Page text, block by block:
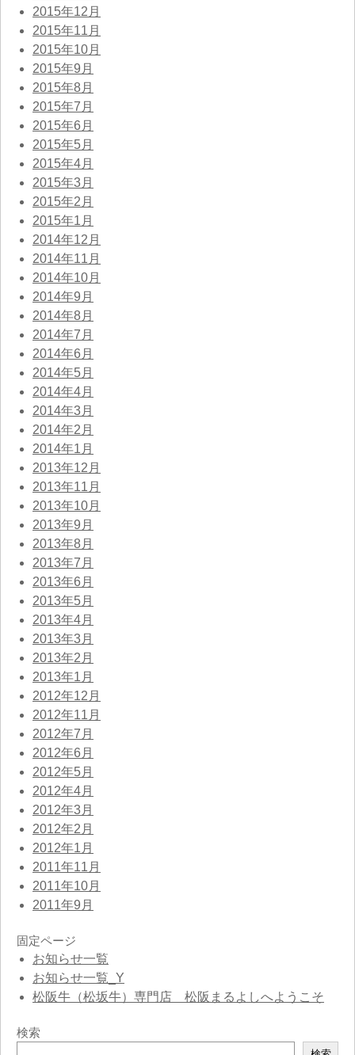
2015年12月
2015年11月
2015年10月
2015年9月
2015年8月
2015年7月
2015年6月
2015年5月
2015年4月
2015年3月
2015年2月
2015年1月
2014年12月
2014年11月
2014年10月
2014年9月
2014年8月
2014年7月
2014年6月
2014年5月
2014年4月
2014年3月
2014年2月
2014年1月
2013年12月
2013年11月
2013年10月
2013年9月
2013年8月
2013年7月
2013年6月
2013年5月
2013年4月
2013年3月
2013年2月
2013年1月
2012年12月
2012年11月
2012年7月
2012年6月
2012年5月
2012年4月
2012年3月
2012年2月
2012年1月
2011年11月
2011年10月
2011年9月
固定ページ
お知らせ一覧
お知らせ一覧_Y
松阪牛（松坂牛）専門店 松阪まるよしへようこそ
検索